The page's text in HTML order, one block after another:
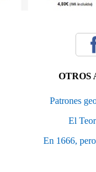
OTROS
Patrones
El
En 1666,